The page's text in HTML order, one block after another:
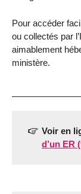
Pour accéder
ou collectés par
aimablement
ministère.
Voir en
d’un ER